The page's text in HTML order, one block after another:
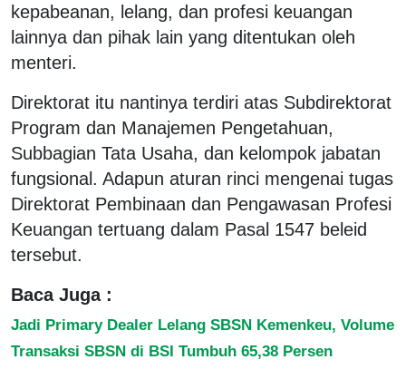
kepabeanan, lelang, dan profesi keuangan
lainnya dan pihak lain yang ditentukan oleh
menteri.
Direktorat itu nantinya terdiri atas Subdirektorat
Program dan Manajemen Pengetahuan,
Subbagian Tata Usaha, dan kelompok jabatan
fungsional. Adapun aturan rinci mengenai tugas
Direktorat Pembinaan dan Pengawasan Profesi
Keuangan tertuang dalam Pasal 1547 beleid
tersebut.
Baca Juga :
Jadi Primary Dealer Lelang SBSN Kemenkeu, Volume
Transaksi SBSN di BSI Tumbuh 65,38 Persen